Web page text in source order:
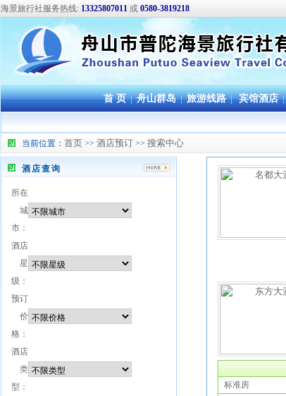
海景旅行社服务热线: 13325807011 或 0580-3819218
首 页 | 舟山群岛 | 旅游线路 | 宾馆酒店 |
当前位置： 首页 >> 酒店预订 >> 搜索中心
酒店查询
所在
城
市：
酒店
星
级：
预订
价
格：
酒店
类
型：
标准房